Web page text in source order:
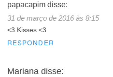
papacapim disse:
31 de março de 2016 às 8:15
<3 Kisses <3
RESPONDER
Mariana disse: